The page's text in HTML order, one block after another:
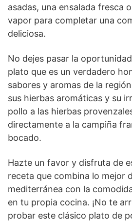
asadas, una ensalada fresca
vapor para completar una
deliciosa.
No dejes pasar la
plato que es un verdadero
sabores y aromas de la
sus hierbas aromáticas y su
pollo a las hierbas
directamente a la campiña
bocado.
Hazte un favor y disfruta de
receta que combina lo mejor
mediterránea con la
en tu propia cocina. ¡No te
probar este clásico plato de